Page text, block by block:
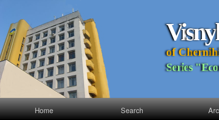
Visny
of Chernih
Series "Eco
Home Search